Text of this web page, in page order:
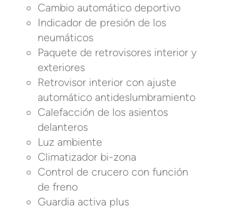
Cambio automático deportivo
Indicador de presión de los
neumáticos
Paquete de retrovisores interior y
exteriores
Retrovisor interior con ajuste
automático antideslumbramiento
Calefacción de los asientos
delanteros
Luz ambiente
Climatizador bi-zona
Control de crucero con función
de freno
Guardia activa plus